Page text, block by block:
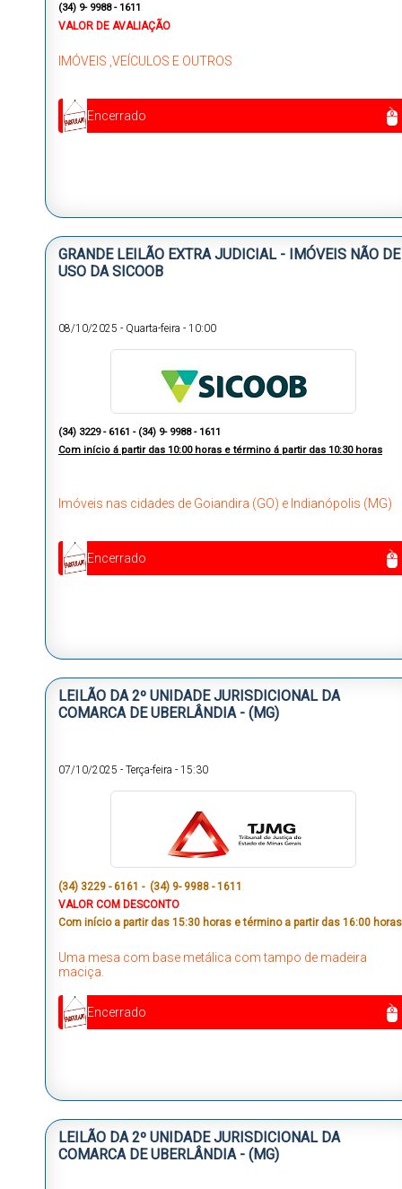
(34) 9- 9988 - 1611
VALOR DE AVALIAÇÃO
IMÓVEIS ,VEÍCULOS E OUTROS
Encerrado
GRANDE LEILÃO EXTRA JUDICIAL - IMÓVEIS NÃO DE
USO DA SICOOB
08/10/2025 - Quarta-feira - 10:00
(34) 3229 - 6161 - (34) 9- 9988 - 1611
Com início á partir das 10:00 horas e término á partir das 10:30 horas
Imóveis nas cidades de Goiandira (GO) e Indianópolis (MG)
Encerrado
LEILÃO DA 2º UNIDADE JURISDICIONAL DA
COMARCA DE UBERLÂNDIA - (MG)
07/10/2025 - Terça-feira - 15:30
(34) 3229 - 6161 - (34) 9- 9988 - 1611
VALOR COM DESCONTO
Com início a partir das 15:30 horas e término a partir das 16:00
Uma mesa com base metálica com tampo de madeira
maciça.
Encerrado
LEILÃO DA 2º UNIDADE JURISDICIONAL DA
COMARCA DE UBERLÂNDIA - (MG)